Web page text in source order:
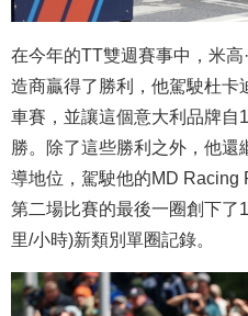
在今年的TT雙週賽事中，米
造商贏得了勝利，他駕駛杜卡
車賽，並讓這個意大利品牌自
勝。除了這些勝利之外，他
導地位，駕駛他的MD Racing
第二場比賽的最後一圈創下了
里/小時)新類別單圈記錄。